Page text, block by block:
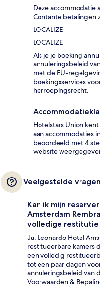
Deze accommodatie
Contante betalingen
LOCALIZE
LOCALIZE
Als je je boeking
annuleringsbeleid
met de EU-
boekingsservices
herroepingsrecht.
Hotelstars Union
aan accommodaties
beoordeeld met 4
website
Veelgestelde vragen
Kan ik mijn
Amsterdam
volledige restitutie
Ja, Leonardo Hotel
restitueerbare kamers
een volledig
tot een paar dagen
annuleringsbeleid van
Voorwaarden &